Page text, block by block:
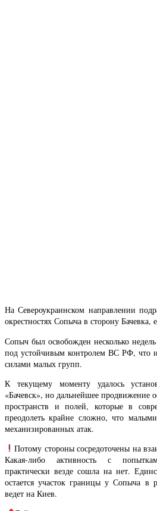
На Североукраинском направлении
окрестностях Сопыча в сторону Бачевка,
Сопыч был освобожден несколько
под устойчивым контролем ВС РФ, что и
силами малых групп.
К текущему моменту удалось
«Бачевск», но дальнейшее продвижение
пространств и полей, которые в
преодолеть крайне сложно, что
механизированных атак.
Потому стороны сосредоточены на
Какая-либо активность с
практически везде сошла на нет.
остается участок границы у Сопыча в
ведет на Киев.